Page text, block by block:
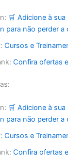
🛒 Adicione à
para não perder a
Cursos e
Confira ofertas
🛒 Adicione à
para não perder a
Cursos e
Confira ofertas